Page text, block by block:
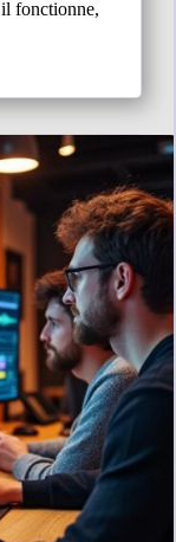
il fonctionne,